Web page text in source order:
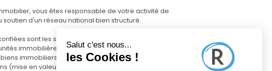
vous êtes responsable de votre activité de
d'un réseau national bien structuré.
sont les suivantes :
immobilières dans votre secteur
immobiliers
(mise en valeur, reportage photographique, diffusion